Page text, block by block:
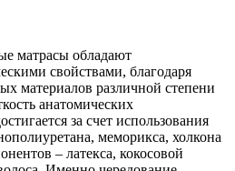
матрасы обладают
свойствами, благодаря
материалов различной степени
анатомических
за счет использования
меморикса, холкона
– латекса, кокосовой